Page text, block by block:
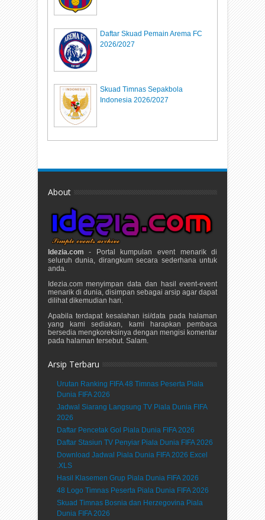
Daftar Skuad Pemain Arema FC
2026/2027
Skuad Timnas Sepakbola
Indonesia 2026/2027
About
Idezia.com - Portal kumpulan event menarik di
seluruh dunia, dirangkum secara sederhana untuk
anda.
Idezia.com menyimpan data dan hasil event-event
menarik di dunia, disimpan sebagai arsip agar dapat
dilihat dikemudian hari.
Apabila terdapat kesalahan isi/data pada halaman
yang kami sediakan, kami harapkan pembaca
bersedia mengkoreksinya dengan mengisi komentar
pada halaman tersebut. Salam.
Arsip Terbaru
Urutan Ranking FIFA 48 Timnas Peserta Piala
Dunia FIFA 2026
Jadwal Siarang Langsung TV Piala Dunia FIFA
2026
Daftar Pencetak Gol Piala Dunia FIFA 2026
Daftar Stasiun TV Penyiar Piala Dunia FIFA 2026
Download Jadwal Piala Dunia FIFA 2026 Excel
.XLS
Hasil Klasemen Grup Piala Dunia FIFA 2026
48 Logo Timnas Peserta Piala Dunia FIFA 2026
Skuad Timnas Bosnia dan Herzegovina Piala
Dunia FIFA 2026